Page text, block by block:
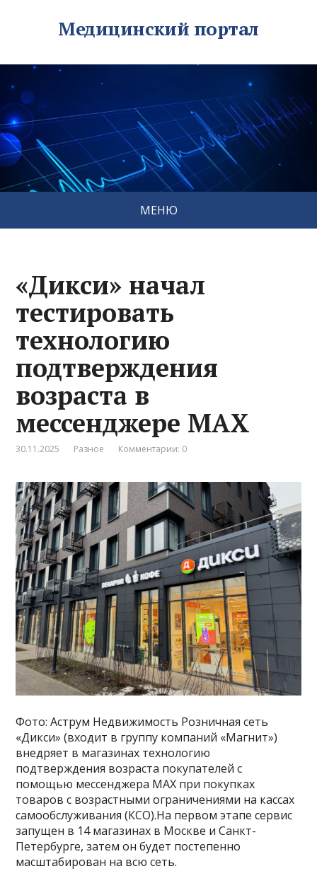
Медицинский портал
МЕНЮ
«Дикси» начал
тестировать
технологию
подтверждения
возраста в
мессенджере MAX
30.11.2025 Разное Комментарии: 0
Фото: Аструм Недвижимость Розничная сеть
«Дикси» (входит в группу компаний «Магнит»)
внедряет в магазинах технологию
подтверждения возраста покупателей с
помощью мессенджера MAX при покупках
товаров с возрастными ограничениями на кассах
самообслуживания (КСО).На первом этапе сервис
запущен в 14 магазинах в Москве и Санкт-
Петербурге, затем он будет постепенно
масштабирован на всю сеть.